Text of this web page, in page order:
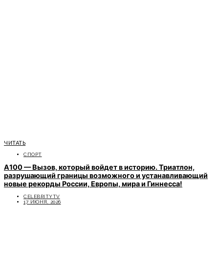
ЧИТАТЬ
СПОРТ
A100 — Вызов, который войдет в историю. Триатлон,
разрушающий границы возможного и устанавливающий
новые рекорды России, Европы, мира и Гиннесса!
CELEBRITYTV
17 ИЮНЯ, 2026